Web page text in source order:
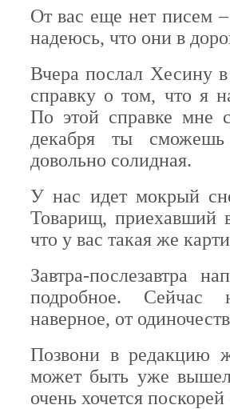
От вас еще нет писем
надеюсь, что они в
Вчера послал Хесину
справку о том, что я
По этой справке мне
декабря ты
довольно солидная.
У нас идет мокрый
Товарищ, приехавший
что у вас такая же
Завтра-послезавтра
подробное. Сейчас
наверное, от
Позвони в редакцию
может быть уже
очень хочется поскорей